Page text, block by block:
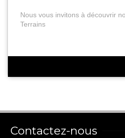
Nous vous invitons à découvrir
Terrains
Contactez-nous